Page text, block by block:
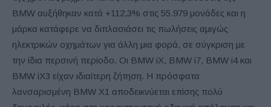
BMW αυξήθηκαν κατά +112,3% στις 55.979 μονάδες και η
μάρκα κατάφερε να διπλασιάσει τις πωλήσεις αμιγώς
ηλεκτρικών οχημάτων για άλλη μια φορά, σε σύγκριση με
την ίδια περσινή περίοδο. Οι BMW iX, BMW i7, BMW i4 και
BMW iX3 είχαν ιδιαίτερη ζήτηση. Η πρόσφατα
λανσαρισμένη BMW X1 αποδεικνύεται επίσης πολύ